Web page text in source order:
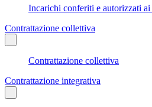
Incarichi conferiti e autorizzati
Contrattazione collettiva
Contrattazione collettiva
Contrattazione integrativa